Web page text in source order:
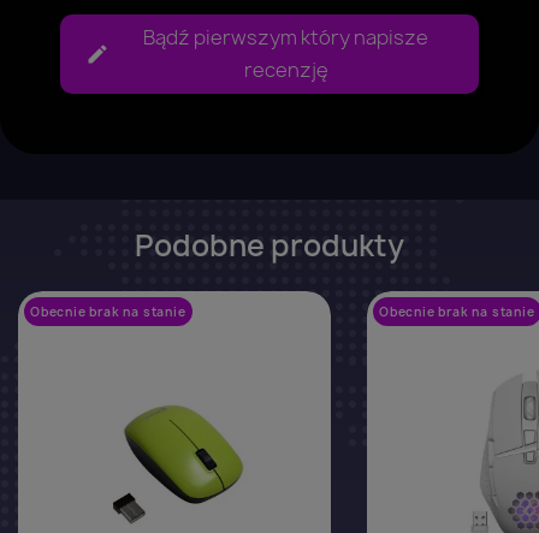
Bądź pierwszym który napisze
recenzję
Podobne produkty
Obecnie brak na stanie Obecnie brak na stanie